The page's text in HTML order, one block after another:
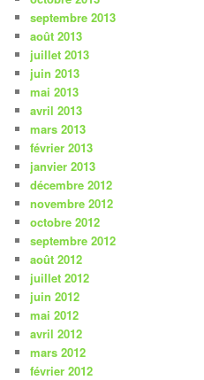
septembre 2013
août 2013
juillet 2013
juin 2013
mai 2013
avril 2013
mars 2013
février 2013
janvier 2013
décembre 2012
novembre 2012
octobre 2012
septembre 2012
août 2012
juillet 2012
juin 2012
mai 2012
avril 2012
mars 2012
février 2012